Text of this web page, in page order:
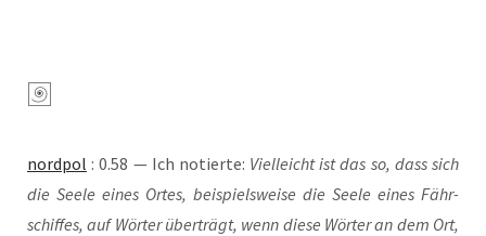
nord­pol : 0.58 — Ich notier­te: Viel­leicht ist das so, dass sich
die See­le eines Ortes, bei­spiels­wei­se die See­le eines Fähr­
schif­fes, auf Wör­ter über­trägt, wenn die­se Wör­ter an dem Ort,